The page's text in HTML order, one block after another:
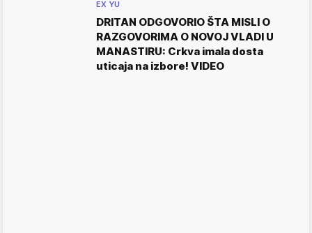
EX YU
DRITAN ODGOVORIO ŠTA MISLI O
RAZGOVORIMA O NOVOJ VLADI U
MANASTIRU: Crkva imala dosta
uticaja na izbore! VIDEO